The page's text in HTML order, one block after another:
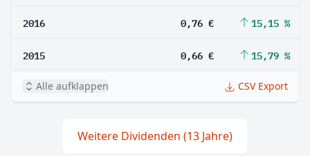
2016 0,76 € 15,15 %
2015 0,66 € 15,79 %
Alle aufklappen CSV Export
Weitere Dividenden (13 Jahre)